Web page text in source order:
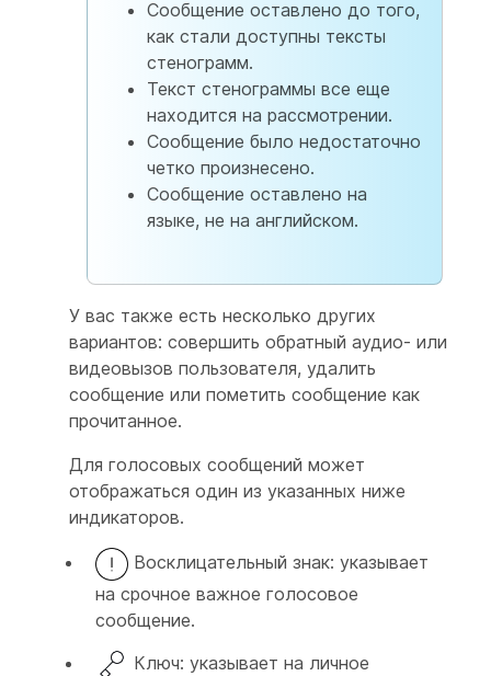
Сообщение оставлено до того,
как стали доступны тексты
стенограмм.
Текст стенограммы все еще
находится на рассмотрении.
Сообщение было недостаточно
четко произнесено.
Сообщение оставлено на
языке, не на английском.
У вас также есть несколько других
вариантов: совершить обратный аудио- или
видеовызов пользователя, удалить
сообщение или пометить сообщение как
прочитанное.
Для голосовых сообщений может
отображаться один из указанных ниже
индикаторов.
Восклицательный знак: указывает
на срочное важное голосовое
сообщение.
Ключ: указывает на личное